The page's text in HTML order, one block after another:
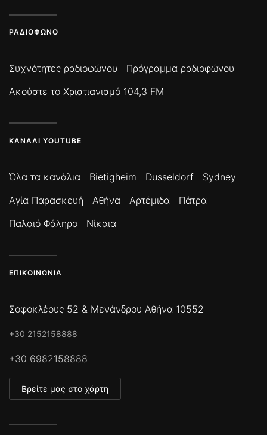
ΡΑΔΙΌΦΩΝΟ
Συχνότητες ραδιοφώνου
Πρόγραμμα ραδιοφώνου
Ακούστε το Χριστιανισμό 104,3 FM
ΚΑΝΆΛΙ YOUTUBE
Όλα τα κανάλια Bietigheim Dusseldorf
Sydney
Αγία Παρασκευή
Αθήνα Αρτέμιδα
Πάτρα
Παλαιό Φάληρο
Νίκαια
ΕΠΙΚΟΙΝΩΝΊΑ
Σοφοκλέους 52 & Μενάνδρου Αθήνα 10552
+30 2152158888
+30 6982158888
Βρείτε μας στο χάρτη